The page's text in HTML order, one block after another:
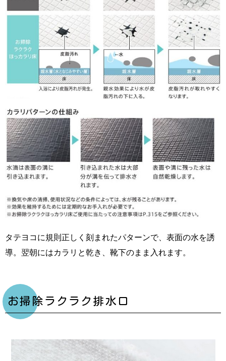
タテヨコに規則正しく刻まれたパターンで、表面の水を誘
導。翌朝にはカラリと乾き、靴下のまま入れます。
お掃除ラクラク排水口